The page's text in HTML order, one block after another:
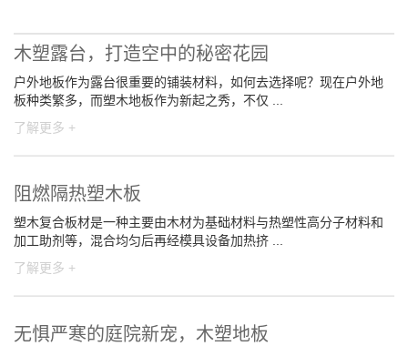
木塑露台，打造空中的秘密花园
户外地板作为露台很重要的铺装材料，如何去选择呢？现在户外地
板种类繁多，而塑木地板作为新起之秀，不仅 ...
了解更多 +
阻燃隔热塑木板
塑木复合板材是一种主要由木材为基础材料与热塑性高分子材料和
加工助剂等，混合均匀后再经模具设备加热挤 ...
了解更多 +
无惧严寒的庭院新宠，木塑地板